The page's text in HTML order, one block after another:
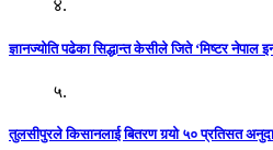
४.
ज्ञानज्योति पढेका सिद्धान्त केसीले जिते ‘मिष्टर
५.
तुलसीपुरले किसानलाई बितरण गर्‍यो ५० प्रतिसत